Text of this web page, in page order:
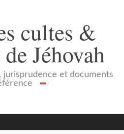
cultes &
Jéhovah
jurisprudence et documents